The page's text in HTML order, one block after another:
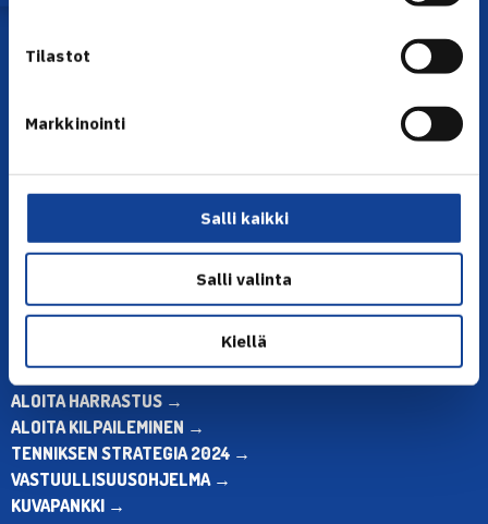
Tilastot
Markkinointi
Salli kaikki
Salli valinta
Kiellä
Olympiastadion, Paavo Nurmen tie 1, 00250 Helsinki
ma-pe klo 10.00-12.00
Muina aikoina olkaa yhteydessä
sähköpostitse: toimisto@tennis.fi
ALOITA HARRASTUS →
ALOITA KILPAILEMINEN →
TENNIKSEN STRATEGIA 2024 →
VASTUULLISUUSOHJELMA →
KUVAPANKKI →